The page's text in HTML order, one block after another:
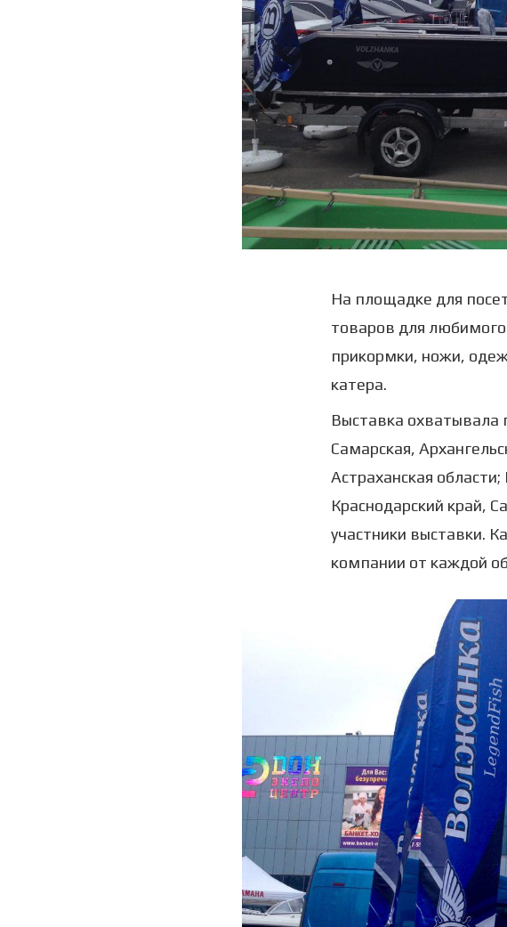
На площадке для
товаров для
прикормки, ножи,
катера.
Выставка охватывала
Самарская,
Астраханская
Краснодарский край,
участники выставки.
компании от каждой